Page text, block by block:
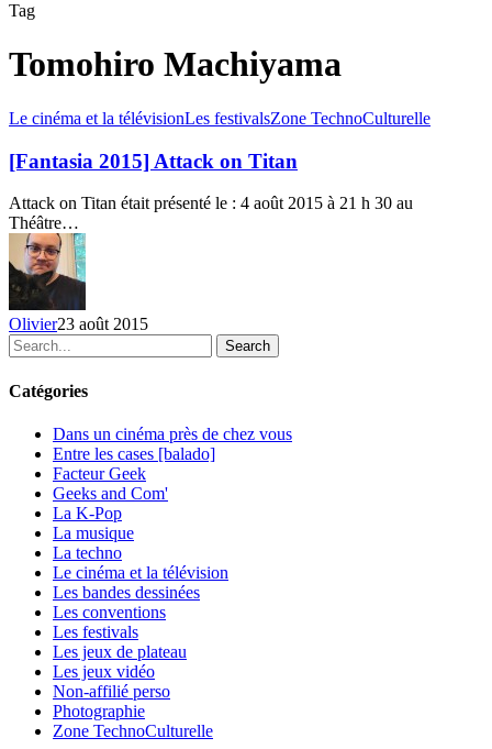
Tag
Tomohiro Machiyama
[Fantasia
Attack
on
Titan
Le cinéma et la télévisionLes festivalsZone TechnoCulturelle
[Fantasia 2015] Attack on Titan
Attack on Titan était présenté le : 4 août 2015 à 21 h 30 au
Théâtre…
Olivier23 août 2015
Search
Catégories
Dans un cinéma près de chez vous
Entre les cases [balado]
Facteur Geek
Geeks and Com'
La K-Pop
La musique
La techno
Le cinéma et la télévision
Les bandes dessinées
Les conventions
Les festivals
Les jeux de plateau
Les jeux vidéo
Non-affilié perso
Photographie
Zone TechnoCulturelle